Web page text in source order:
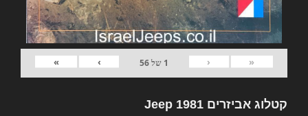
«
‹
1 של56
›
»
קטלוג אביזרים 1981 Jeep